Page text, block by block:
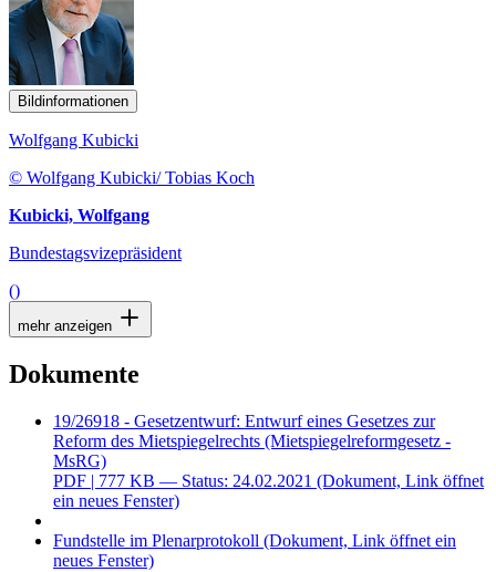
Bildinformationen
Wolfgang Kubicki
© Wolfgang Kubicki/ Tobias Koch
Kubicki, Wolfgang
Bundestagsvizepräsident
()
mehr anzeigen
Dokumente
19/26918 - Gesetzentwurf: Entwurf eines Gesetzes zur
Reform des Mietspiegelrechts (Mietspiegelreformgesetz -
MsRG)
PDF | 777 KB — Status: 24.02.2021 (Dokument, Link öffnet
ein neues Fenster)
Fundstelle im Plenarprotokoll (Dokument, Link öffnet ein
neues Fenster)